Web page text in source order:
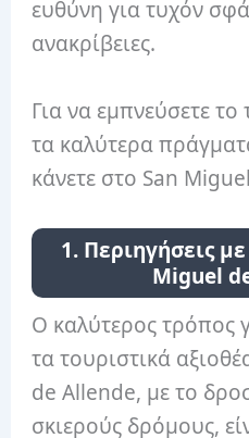
ευθύνη για τυχόν
ανακρίβειες.
Για να εμπνεύσετε το
τα καλύτερα
κάνετε στο San
1. Περιηγήσεις
Miguel
Ο καλύτερος τρόπος
τα τουριστικά
de Allende, με το
σκιερούς δρόμους,